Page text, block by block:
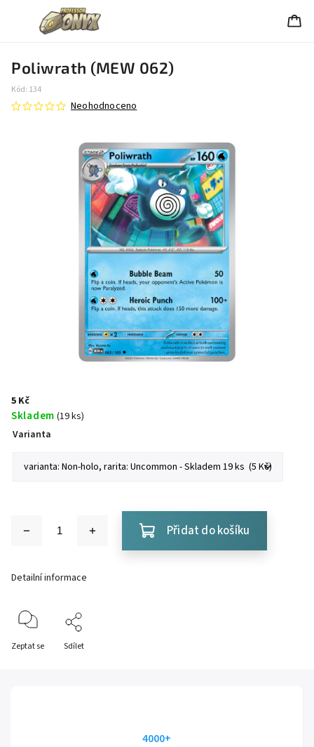
Poliwrath (MEW 062)
Kód: 134
Neohodnoceno
5 Kč
Skladem (19 ks)
Varianta
Přidat do košíku
Detailní informace
Zeptat se Sdílet
4000+